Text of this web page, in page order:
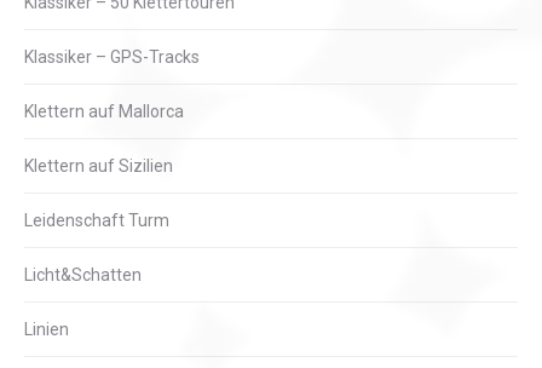
Klassiker – GPS-Tracks
Klettern auf Mallorca
Klettern auf Sizilien
Leidenschaft Turm
Licht&Schatten
Linien